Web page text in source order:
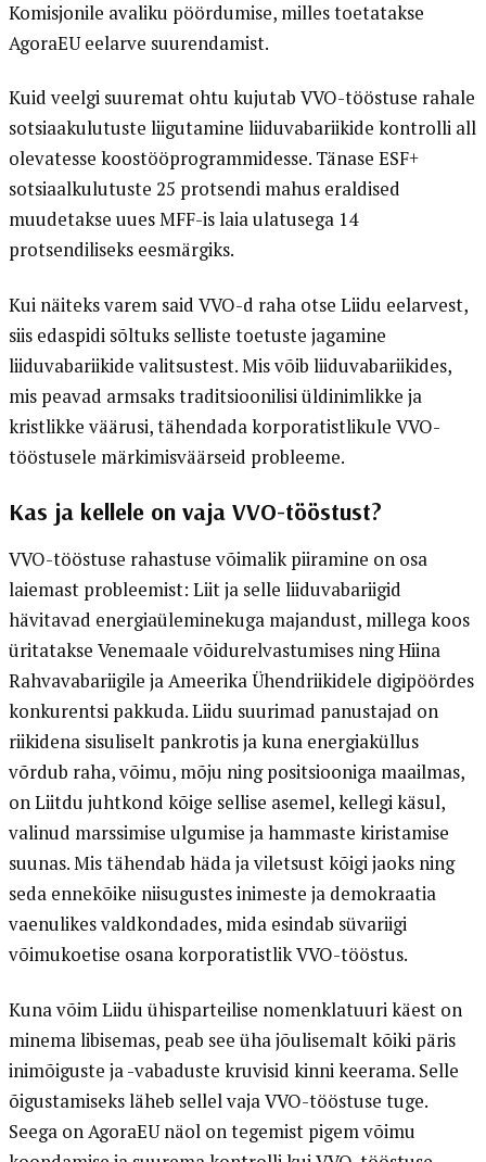
Komisjonile avaliku pöördumise, milles toetatakse
AgoraEU eelarve suurendamist.
Kuid veelgi suuremat ohtu kujutab VVO-tööstuse rahale
sotsiaakulutuste liigutamine liiduvabariikide kontrolli all
olevatesse koostööprogrammidesse. Tänase ESF+
sotsiaalkulutuste 25 protsendi mahus eraldised
muudetakse uues MFF-is laia ulatusega 14
protsendiliseks eesmärgiks.
Kui näiteks varem said VVO-d raha otse Liidu eelarvest,
siis edaspidi sõltuks selliste toetuste jagamine
liiduvabariikide valitsustest. Mis võib liiduvabariikides,
mis peavad armsaks traditsioonilisi üldinimlikke ja
kristlikke väärusi, tähendada korporatistlikule VVO-
tööstusele märkimisväärseid probleeme.
Kas ja kellele on vaja VVO-tööstust?
VVO-tööstuse rahastuse võimalik piiramine on osa
laiemast probleemist: Liit ja selle liiduvabariigid
hävitavad energiaüleminekuga majandust, millega koos
üritatakse Venemaale võidurelvastumises ning Hiina
Rahvavabariigile ja Ameerika Ühendriikidele digipöördes
konkurentsi pakkuda. Liidu suurimad panustajad on
riikidena sisuliselt pankrotis ja kuna energiaküllus
võrdub raha, võimu, mõju ning positsiooniga maailmas,
on Liitdu juhtkond kõige sellise asemel, kellegi käsul,
valinud marssimise ulgumise ja hammaste kiristamise
suunas. Mis tähendab häda ja viletsust kõigi jaoks ning
seda ennekõike niisugustes inimeste ja demokraatia
vaenulikes valdkondades, mida esindab süvariigi
võimukoetise osana korporatistlik VVO-tööstus.
Kuna võim Liidu ühisparteilise nomenklatuuri käest on
minema libisemas, peab see üha jõulisemalt kõiki päris
inimõiguste ja -vabaduste kruvisid kinni keerama. Selle
õigustamiseks läheb sellel vaja VVO-tööstuse tuge.
Seega on AgoraEU näol on tegemist pigem võimu